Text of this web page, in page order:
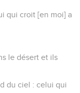
qui croit [en moi] a
le désert et ils
du ciel : celui qui